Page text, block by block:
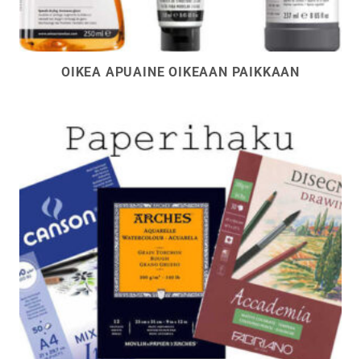
OIKEA APUAINE OIKEAAN PAIKKAAN